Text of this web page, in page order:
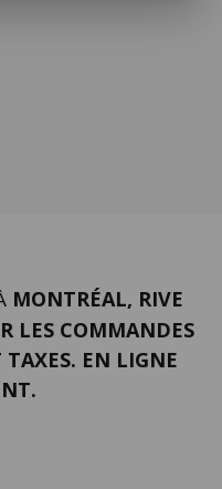
MONTRÉAL, RIVE
LES COMMANDES
EN LIGNE